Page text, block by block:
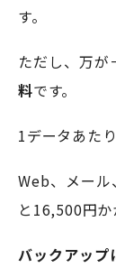
す。
ただし、万
料です。
1データあた
Web、メール
と16,500円か
バックアップ